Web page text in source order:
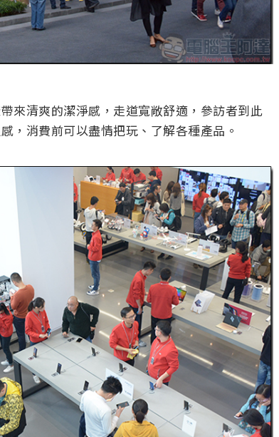
來清爽的潔淨感，走道寬敞舒適，參訪者到此
，消費前可以盡情把玩、了解各種產品。